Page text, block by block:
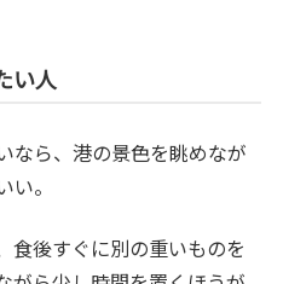
い人
なら、港の景色を眺めなが
。
食後すぐに別の重いものを